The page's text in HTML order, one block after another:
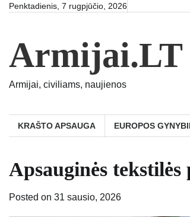
SkipPenktadienis, 7 rugpjūčio, 2026
Armijai.LT
Armijai, civiliams, naujienos
KRAŠTO APSAUGA EUROPOS
Apsauginės
Posted on 31 sausio, 2026